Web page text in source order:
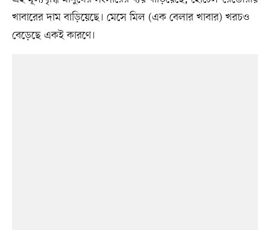
খাবারের দাম বাড়িয়েছে। মেসে মিল (এক বেলার খাবার) খরচও
বেড়েছে একই কারণে।